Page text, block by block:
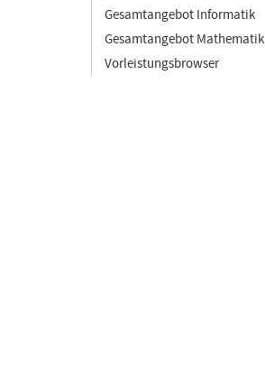
Gesamtangebot Informatik
Gesamtangebot Mathematik
Vorleistungsbrowser